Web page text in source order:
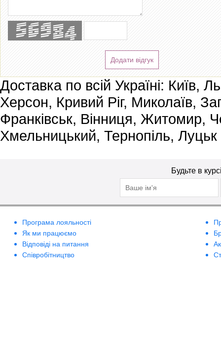
Додати відгук
Доставка по всій Україні: Київ,
Херсон, Кривий Ріг, Миколаїв,
Франківськ, Вінниця, Житомир,
Хмельницький, Тернопіль, Луцьк
Будьте в
Програма лояльності
Як ми працюємо
Відповіді на питання
Співробітництво